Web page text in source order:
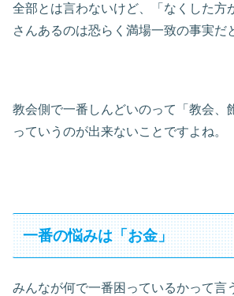
全部とは言わないけど、「なくした方
さんあるのは恐らく満場一致の事実だ
教会側で一番しんどいのって「教会、
っていうのが出来ないことですよね。
一番の悩みは「お金」
みんなが何で一番困っているかって言